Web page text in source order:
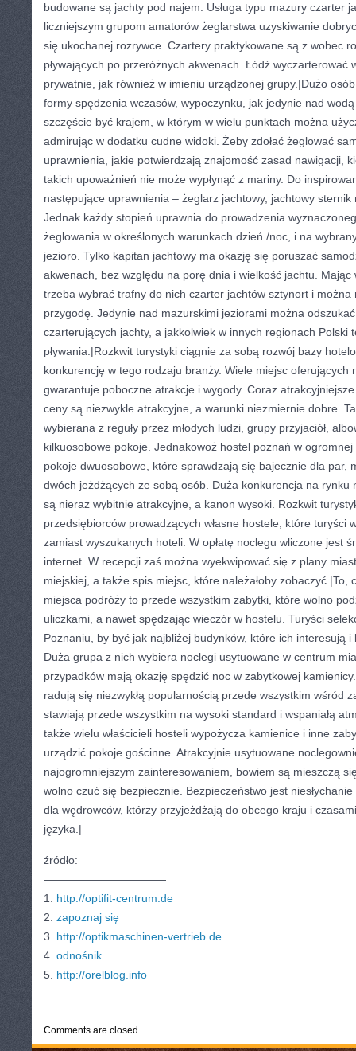
budowane są jachty pod najem. Usługa typu mazury czarter
liczniejszym grupom amatorów żeglarstwa uzyskiwanie
się ukochanej rozrywce. Czartery praktykowane są z wobec
pływających po przeróżnych akwenach. Łódź wyczarterować
prywatnie, jak również w imieniu urządzonej grupy.|Dużo
formy spędzenia wczasów, wypoczynku, jak jedynie nad
szczęście być krajem, w którym w wielu punktach można
admirując w dodatku cudne widoki. Żeby zdołać żeglować
uprawnienia, jakie potwierdzają znajomość zasad nawigacji,
takich upoważnień nie może wypłynąć z mariny. Do
następujące uprawnienia – żeglarz jachtowy, jachtowy
Jednak każdy stopień uprawnia do prowadzenia
żeglowania w określonych warunkach dzień /noc, i na
jezioro. Tylko kapitan jachtowy ma okazję się poruszać
akwenach, bez względu na porę dnia i wielkość jachtu. Mając
trzeba wybrać trafny do nich czarter jachtów sztynort i można
przygodę. Jedynie nad mazurskimi jeziorami można
czarterujących jachty, a jakkolwiek w innych regionach Polski
pływania.|Rozkwit turystyki ciągnie za sobą rozwój bazy
konkurencję w tego rodzaju branży. Wiele miejsc oferujących
gwarantuje poboczne atrakcje i wygody. Coraz
ceny są niezwykle atrakcyjne, a warunki niezmiernie dobre.
wybierana z reguły przez młodych ludzi, grupy przyjaciół,
kilkuosobowe pokoje. Jednakowoż hostel poznań w
pokoje dwuosobowe, które sprawdzają się bajecznie dla par,
dwóch jeżdżących ze sobą osób. Duża konkurencja na rynku
są nieraz wybitnie atrakcyjne, a kanon wysoki. Rozkwit
przedsiębiorców prowadzących własne hostele, które turyści
zamiast wyszukanych hoteli. W opłatę noclegu wliczone jest
internet. W recepcji zaś można wyekwipować się z plany
miejskiej, a także spis miejsc, które należałoby zobaczyć.|To,
miejsca podróży to przede wszystkim zabytki, które wolno
uliczkami, a nawet spędzając wieczór w hostelu. Turyści
Poznaniu, by być jak najbliżej budynków, które ich interesują
Duża grupa z nich wybiera noclegi usytuowane w centrum
przypadków mają okazję spędzić noc w zabytkowej
radują się niezwykłą popularnością przede wszystkim wśród
stawiają przede wszystkim na wysoki standard i wspaniałą
także wielu właścicieli hosteli wypożycza kamienice i inne
urządzić pokoje gościnne. Atrakcyjnie usytuowane
najogromniejszym zainteresowaniem, bowiem są mieszczą
wolno czuć się bezpiecznie. Bezpieczeństwo jest
dla wędrowców, którzy przyjeżdżają do obcego kraju i
języka.|
źródło:
———————————
1. http://optifit-centrum.de
2. zapoznaj się
3. http://optikmaschinen-vertrieb.de
4. odnośnik
5. http://orelblog.info
Comments are closed.